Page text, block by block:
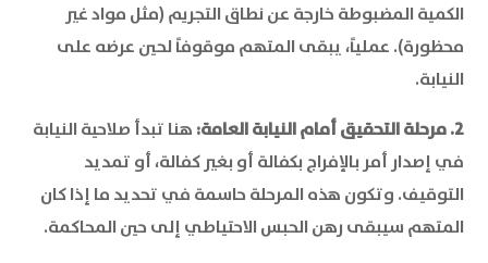
الكمية المضبوطة خارجة عن نطاق التجريم (مثل مواد غير
محظورة). عملياً، يبقى المتهم موقوفاً لحين عرضه على
النيابة.
2. مرحلة التحقيق أمام النيابة العامة:
هنا تبدأ صلاحية النيابة
في إصدار أمر بالإفراج بكفالة أو بغير كفالة، أو تمديد
التوقيف. وتكون هذه المرحلة حاسمة في تحديد ما إذا كان
المتهم سيبقى رهن الحبس الاحتياطي إلى حين المحاكمة.